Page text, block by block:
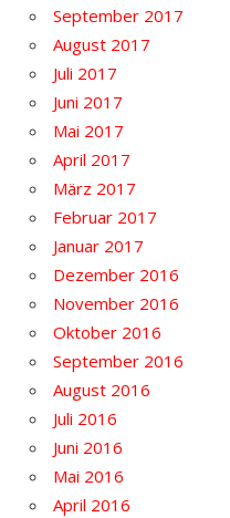
September 2017
August 2017
Juli 2017
Juni 2017
Mai 2017
April 2017
März 2017
Februar 2017
Januar 2017
Dezember 2016
November 2016
Oktober 2016
September 2016
August 2016
Juli 2016
Juni 2016
Mai 2016
April 2016